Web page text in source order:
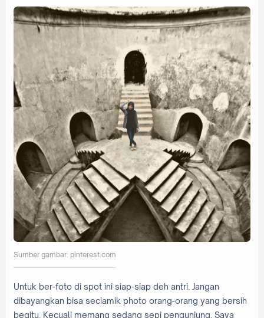
Sumber gambar: pinterest.com
Untuk ber-foto di spot ini siap-siap deh antri. Jangan
dibayangkan bisa seciamik photo orang-orang yang bersih
begitu. Kecuali memang sedang sepi pengunjung. Saya